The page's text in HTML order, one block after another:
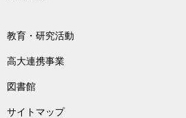
教育・研究活動
高大連携事業
図書館
サイトマップ